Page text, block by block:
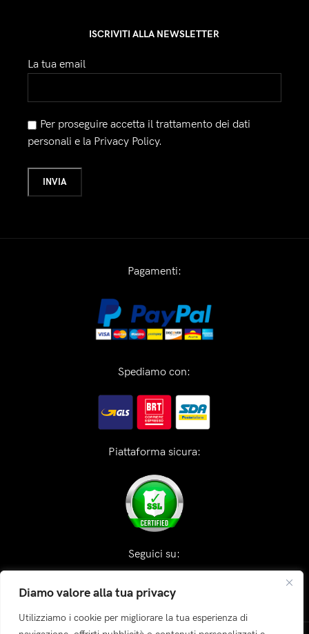
Diamo valore alla tua privacy
Utilizziamo i cookie per migliorare la tua esperienza di
ISCRIVITI ALLA NEWSLETTER
La tua email
Per proseguire accetta il trattamento dei dati
personali e la Privacy Policy.
Pagamenti:
Spediamo con:
Piattaforma sicura:
Seguici su: